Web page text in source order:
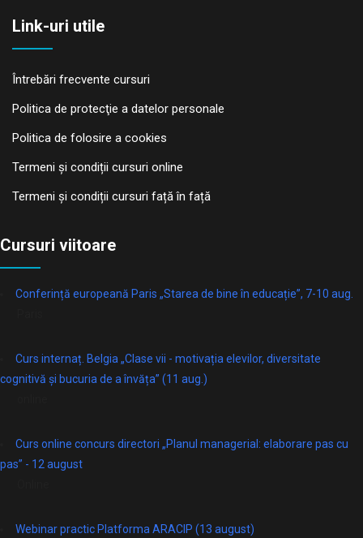
Link-uri utile
Întrebări frecvente cursuri
Politica de protecţie a datelor personale
Politica de folosire a cookies
Termeni și condiții cursuri online
Termeni și condiții cursuri față în față
Cursuri viitoare
Conferință europeană Paris „Starea de bine în educație”, 7-10 aug.
Curs internaț. Belgia „Clase vii - motivația elevilor, diversitate
cognitivă și bucuria de a învăța” (11 aug.)
Curs online concurs directori „Planul managerial: elaborare pas cu
pas” - 12 august
Webinar practic Platforma ARACIP (13 august)